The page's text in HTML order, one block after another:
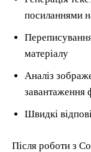
посиланнями
матеріалу
Аналіз
завантаження
Швидкі
Після роботи з